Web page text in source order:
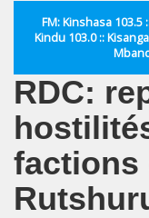
FM: Kinshasa 103.5
Kindu 103.0 ::
RDC:
factions